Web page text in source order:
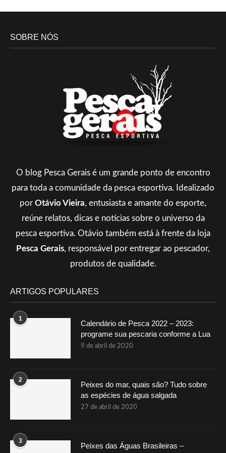
SOBRE NÓS
O blog Pesca Gerais é um grande ponto de encontro
para toda a comunidade da pesca esportiva. Idealizado
por Otávio Vieira, entusiasta e amante do esporte,
reúne relatos, dicas e notícias sobre o universo da
pesca esportiva. Otávio também está à frente da loja
Pesca Gerais, responsável por entregar ao pescador,
produtos de qualidade.
ARTIGOS POPULARES
1
Calendário de Pesca 2022 – 2023:
programe sua pescaria conforme a Lua
9 de abril de 2020
2
Peixes do mar, quais são? Tudo sobre
as espécies de água salgada
27 de abril de 2020
3
Peixes das Águas Brasileiras –